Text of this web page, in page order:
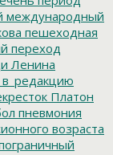
международный
пешеходная
переход
Ленина
Платон
пневмония
возраста